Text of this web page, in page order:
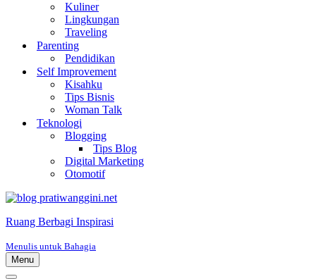
Kuliner
Lingkungan
Traveling
Parenting
Pendidikan
Self Improvement
Kisahku
Tips Bisnis
Woman Talk
Teknologi
Blogging
Tips Blog
Digital Marketing
Otomotif
Ruang Berbagi Inspirasi
Menulis untuk Bahagia
Menu
Menu